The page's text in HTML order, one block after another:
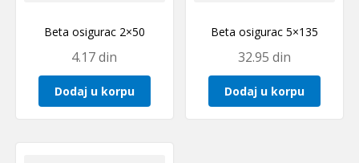
Beta osigurac 2×50
4.17din
Dodaj u korpu
Beta osigurac 5×135
32.95din
Dodaj u korpu